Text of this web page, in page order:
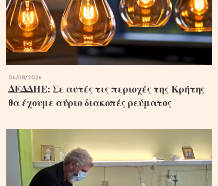
06/08/2026
ΔΕΔΔΗΕ: Σε αυτές τις περιοχές της Κρήτης
θα έχουμε αύριο διακοπές ρεύματος